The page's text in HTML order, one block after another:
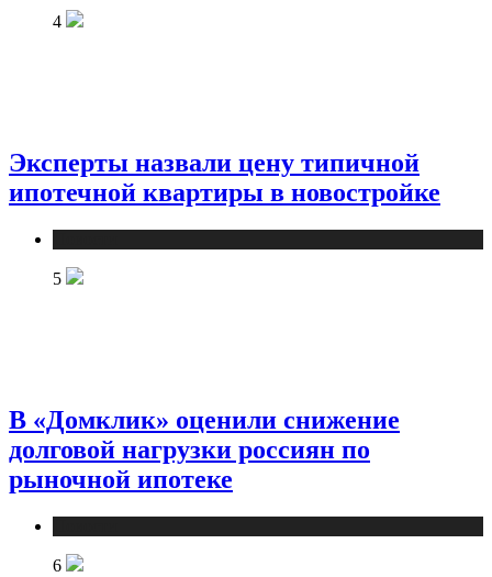
4
Эксперты назвали цену типичной
ипотечной квартиры в новостройке
5
В «Домклик» оценили снижение
долговой нагрузки россиян по
рыночной ипотеке
6